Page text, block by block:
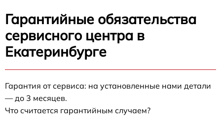
Гарантийные обязательства
сервисного центра в
Екатеринбурге
Гарантия от сервиса: на установленные нами детали
— до 3 месяцев.
Что считается гарантийным случаем?